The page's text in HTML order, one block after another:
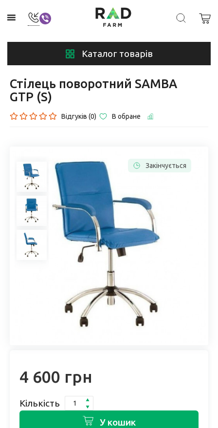
Каталог товарів
Стілець поворотний SAMBA
GTP (S)
Відгуків (0) В обране
Закінчується
4 600 грн
Кількість
У кошик